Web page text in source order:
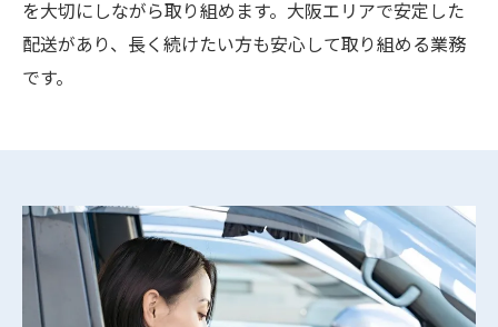
を大切にしながら取り組めます。大阪エリアで安定した
配送があり、長く続けたい方も安心して取り組める業務
です。